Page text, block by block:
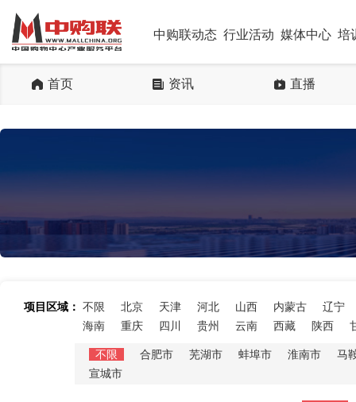
中购联动态 行业活动 媒体中心 培
首页 资讯 直播
项目区域： 不限 北京 天津 河北 山西 内蒙古
辽宁
海南
重庆 四川 贵州 云南 西藏 陕西
不限 合肥市 芜湖市 蚌埠市 淮南市
马
宣城市